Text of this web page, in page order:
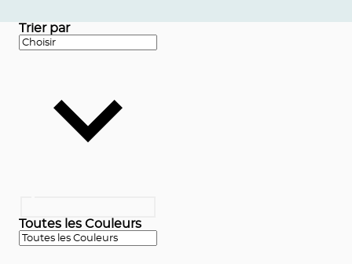
Trier par
Toutes les Couleurs